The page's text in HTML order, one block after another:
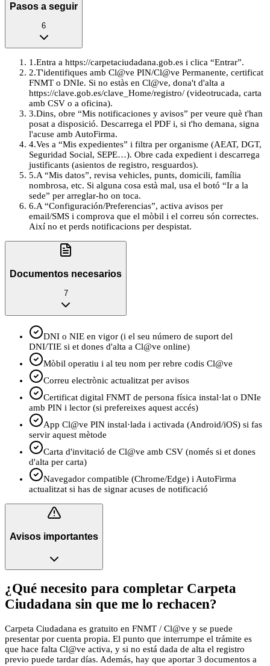
Pasos a seguir
6
1 .Entra a https://carpetaciudadana.gob.es i clica “Entrar”.
2.T'identifiques amb Cl@ve PIN/Cl@ve Permanente, certificat
FNMT o DNIe. Si no estàs en Cl@ve, dona't d'alta a
https://clave.gob.es/clave_Home/registro/ (videotrucada, carta
amb CSV o a oficina).
3.Dins, obre “Mis notificaciones y avisos” per veure què t'han
posat a disposició. Descarrega el PDF i, si t'ho demana, signa
l'acuse amb AutoFirma.
4.Ves a “Mis expedientes” i filtra per organisme (AEAT, DGT,
Seguridad Social, SEPE…). Obre cada expedient i descarrega
justificants (asientos de registro, resguardos).
5.A “Mis datos”, revisa vehicles, punts, domicili, família
nombrosa, etc. Si alguna cosa està mal, usa el botó “Ir a la
sede” per arreglar-ho on toca.
6.A “Configuración/Preferencias”, activa avisos per
email/SMS i comprova que el mòbil i el correu són correctes.
Així no et perds notificacions per despistat.
Documentos necesarios
7
DNI o NIE en vigor (i el seu número de suport del
DNI/TIE si et dones d'alta a Cl@ve online)
Mòbil operatiu i al teu nom per rebre codis Cl@ve
Correu electrònic actualitzat per avisos
Certificat digital FNMT de persona física instal·lat o DNIe
amb PIN i lector (si prefereixes aquest accés)
App Cl@ve PIN instal·lada i activada (Android/iOS) si fas
servir aquest mètode
Carta d'invitació de Cl@ve amb CSV (només si et dones
d'alta per carta)
Navegador compatible (Chrome/Edge) i AutoFirma
actualitzat si has de signar acuses de notificació
Avisos importantes
¿Qué necesito para completar Carpeta
Ciudadana sin que me lo rechacen?
Carpeta Ciudadana es gratuito en FNMT / Cl@ve y se puede
presentar por cuenta propia. El punto que interrumpe el trámite es
que hace falta Cl@ve activa, y si no está dada de alta el registro
previo puede tardar días. Además, hay que aportar 3 documentos a